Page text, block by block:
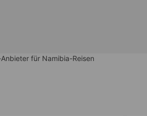
für Namibia-Reisen